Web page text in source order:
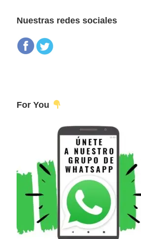
Nuestras redes sociales
For You